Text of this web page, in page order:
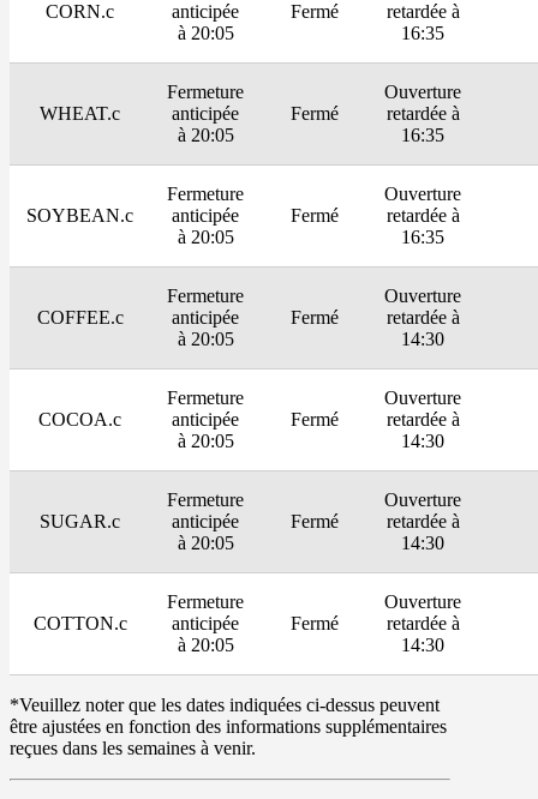
CORN.c
anticipée
à 20:05
Fermé
retardée à
16:35
WHEAT.c
Fermeture
anticipée
à 20:05
Fermé
Ouverture
retardée à
16:35
SOYBEAN.c
Fermeture
anticipée
à 20:05
Fermé
Ouverture
retardée à
16:35
COFFEE.c
Fermeture
anticipée
à 20:05
Fermé
Ouverture
retardée à
14:30
COCOA.c
Fermeture
anticipée
à 20:05
Fermé
Ouverture
retardée à
14:30
SUGAR.c
Fermeture
anticipée
à 20:05
Fermé
Ouverture
retardée à
14:30
COTTON.c
Fermeture
anticipée
à 20:05
Fermé
Ouverture
retardée à
14:30
*Veuillez noter que les dates indiquées ci-dessus peuvent
être ajustées en fonction des informations supplémentaires
reçues dans les semaines à venir.